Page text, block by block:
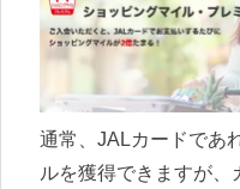
通常、JALカードであ
ルを獲得できますが、